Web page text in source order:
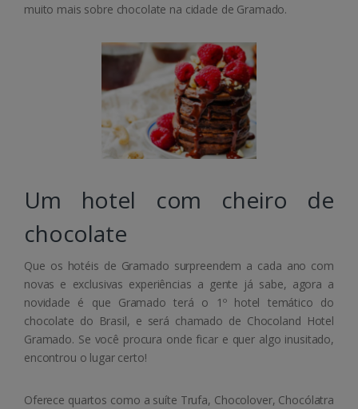
muito mais sobre chocolate na cidade de Gramado.
Um hotel com cheiro de
chocolate
Que os hotéis de Gramado surpreendem a cada ano com
novas e exclusivas experiências a gente já sabe, agora a
novidade é que Gramado terá o 1º hotel temático do
chocolate do Brasil, e será chamado de Chocoland Hotel
Gramado. Se você procura onde ficar e quer algo inusitado,
encontrou o lugar certo!
Oferece quartos como a suíte Trufa, Chocolover, Chocólatra